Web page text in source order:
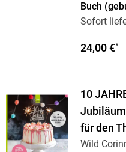
Buch
Sofort
24,00 €*
10
für den
Wild